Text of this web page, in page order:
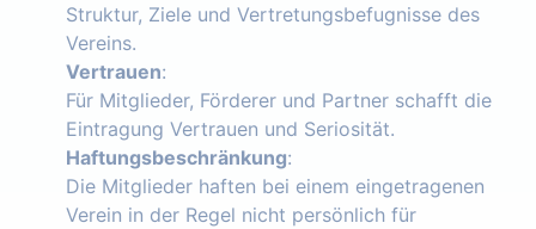
Struktur, Ziele und Vertretungsbefugnisse des
Vereins.
Vertrauen:
Für Mitglieder, Förderer und Partner schafft die
Eintragung Vertrauen und Seriosität.
Haftungsbeschränkung:
Die Mitglieder haften bei einem eingetragenen
Verein in der Regel nicht persönlich für